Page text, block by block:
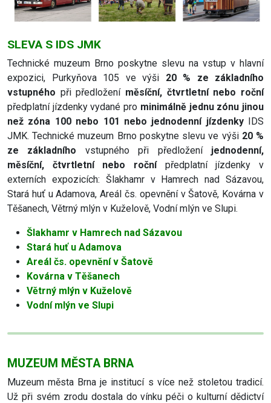
SLEVA S IDS JMK
Technické muzeum Brno poskytne slevu na vstup v hlavní
expozici, Purkyňova 105 ve výši 20 % ze základního
vstupného při předložení měsíční, čtvrtletní nebo roční
předplatní jízdenky vydané pro minimálně jednu zónu jinou
než zóna 100 nebo 101 nebo jednodenní jízdenkyIDS
JMK. Technické muzeum Brno poskytne slevu ve výši20 %
ze základního vstupného při předložení jednodenní,
měsíční, čtvrtletní nebo ročnípředplatní jízdenky v
externích expozicích: Šlakhamr v Hamrech nad Sázavou,
Stará huť u Adamova, Areál čs. opevnění v Šatově, Kovárna v
Těšanech, Větrný mlýn v Kuželově, Vodní mlýn ve Slupi.
Šlakhamr v Hamrech nad Sázavou
Stará huť u Adamova
Areál čs. opevnění v Šatově
Kovárna v Těšanech
Větrný mlýn v Kuželově
Vodní mlýn ve Slupi
MUZEUM MĚSTA BRNA
Muzeum města Brna je institucí s více než stoletou tradicí.
Už při svém zrodu dostala do vínku péči o kulturní dědictví